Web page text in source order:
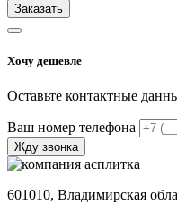
Хочу дешевле
Оставьте контактные
Ваш номер телефона
601010, Владимирская